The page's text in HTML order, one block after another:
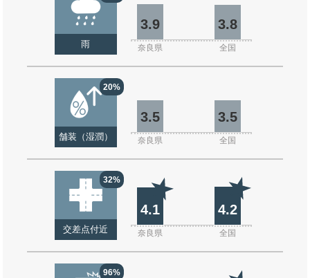
雨
3.9 3.8
奈良県 全国
20%
舗装（湿潤）
3.5 3.5
奈良県 全国
32%
交差点付近
4.1 4.2
奈良県 全国
96%